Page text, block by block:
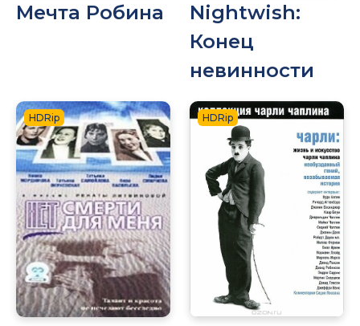
Мечта Робина
Nightwish:
Конец
невинности
HDRip HDRip